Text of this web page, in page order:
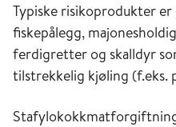
Typiske risikoprodukter
fiskepålegg,
ferdigretter og skalldyr
tilstrekkelig kjøling (f.eks.